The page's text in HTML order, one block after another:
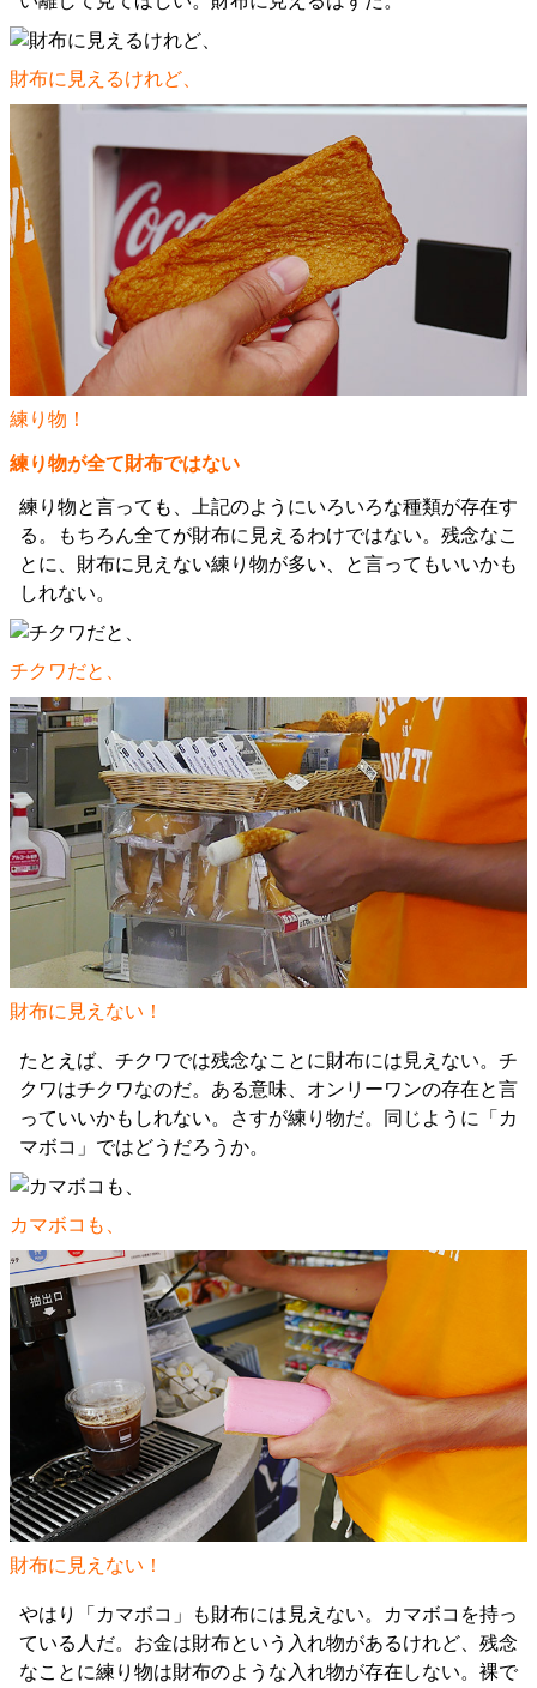
財布に見えるけれど、
練り物！
練り物が全て財布ではない
練り物と言っても、上記のようにいろいろな種類が存在す
る。もちろん全てが財布に見えるわけではない。残念なこ
とに、財布に見えない練り物が多い、と言ってもいいかも
しれない。
チクワだと、
財布に見えない！
たとえば、チクワでは残念なことに財布には見えない。チ
クワはチクワなのだ。ある意味、オンリーワンの存在と言
っていいかもしれない。さすが練り物だ。同じように「カ
マボコ」ではどうだろうか。
カマボコも、
財布に見えない！
やはり「カマボコ」も財布には見えない。カマボコを持っ
ている人だ。お金は財布という入れ物があるけれど、残念
なことに練り物は財布のような入れ物が存在しない。裸で